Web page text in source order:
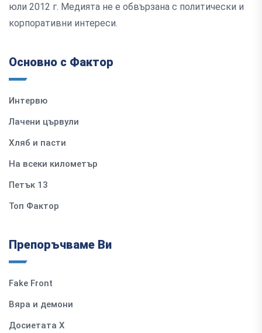
юли 2012 г. Медията не е обвързана с политически и
корпоративни интереси.
Основно с Фактор
Интервю
Лачени цървули
Хляб и пасти
На всеки километър
Петък 13
Топ Фактор
Препоръчваме Ви
Fake Front
Вяра и демони
Досиетата Х